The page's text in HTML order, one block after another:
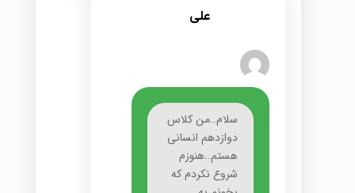
علی
سلام..من کلاس
دوازدهم انسانی
هستم..هنوزم
شروع نکردم که